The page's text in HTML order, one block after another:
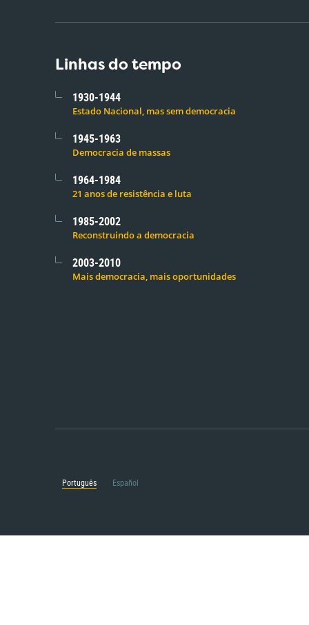
Linhas do tempo
1930-1944
Estado Nacional, mas sem democracia
1945-1963
Democracia de massas
1964-1984
21 anos de resistência e luta
1985-2002
Reconstruindo a democracia
2003-2010
Mais democracia, mais oportunidades
Português Español